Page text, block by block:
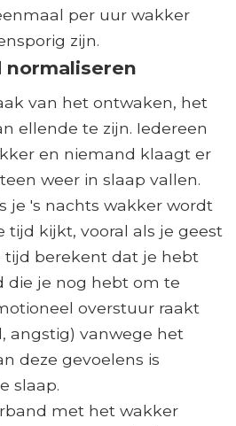
per uur wakker
zijn.
normaliseren
van het ontwaken, het
ellende te zijn. Iedereen
en niemand klaagt er
weer in slaap vallen.
je 's nachts wakker wordt
tijd kijkt, vooral als je geest
tijd berekent dat je hebt
die je nog hebt om te
overstuur raakt
angstig) vanwege het
deze gevoelens is
slaap.
met het wakker